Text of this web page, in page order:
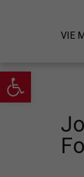
Ouvrir la
VIE